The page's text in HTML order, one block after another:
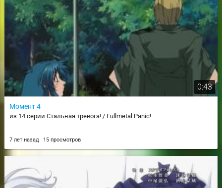
0:43
Момент 4
из 14 серии Стальная тревога! / Fullmetal Panic!
7 лет назад 15 просмотров